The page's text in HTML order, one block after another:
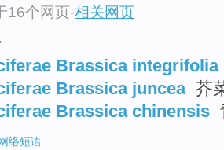
16个网页-相关网页
Brassica integrifolia
Brassica juncea 芥
Brassica chinensis
络短语